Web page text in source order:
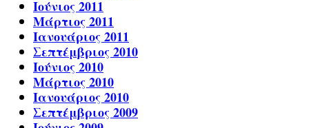
Ιούνιος 2011
Μάρτιος 2011
Ιανουάριος 2011
Σεπτέμβριος 2010
Ιούνιος 2010
Μάρτιος 2010
Ιανουάριος 2010
Σεπτέμβριος 2009